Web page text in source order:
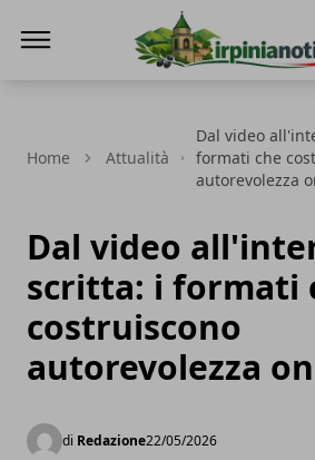
Home Attualità
Dal video
formati che
autorevolezza
Dal video
scritta: i formati
costruiscono
autorevolezza
di Redazione22/05/2026